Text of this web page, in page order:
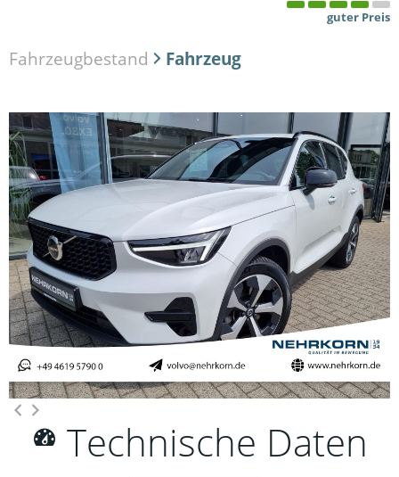
guter Preis
Fahrzeugbestand Fahrzeug
Technische Daten